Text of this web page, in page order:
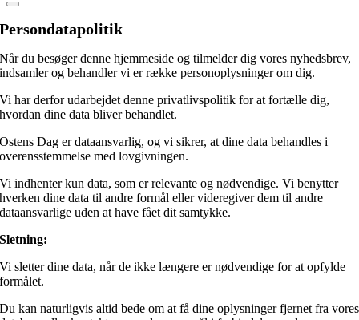
Persondatapolitik
Når du besøger denne hjemmeside og tilmelder dig vores nyhedsbrev,
indsamler og behandler vi er række personoplysninger om dig.
Vi har derfor udarbejdet denne privatlivspolitik for at fortælle dig,
hvordan dine data bliver behandlet.
Ostens Dag er dataansvarlig, og vi sikrer, at dine data behandles i
overensstemmelse med lovgivningen.
Vi indhenter kun data, som er relevante og nødvendige. Vi benytter
hverken dine data til andre formål eller videregiver dem til andre
dataansvarlige uden at have fået dit samtykke.
Sletning:
Vi sletter dine data, når de ikke længere er nødvendige for at opfylde
formålet.
Du kan naturligvis altid bede om at få dine oplysninger fjernet fra vores